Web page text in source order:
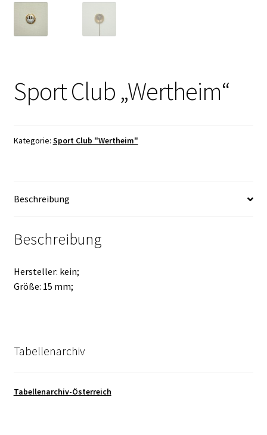
Sport Club „Wertheim“
Kategorie: Sport Club "Wertheim"
Beschreibung
Beschreibung
Hersteller: kein;
Größe: 15 mm;
Tabellenarchiv
Tabellenarchiv-Österreich